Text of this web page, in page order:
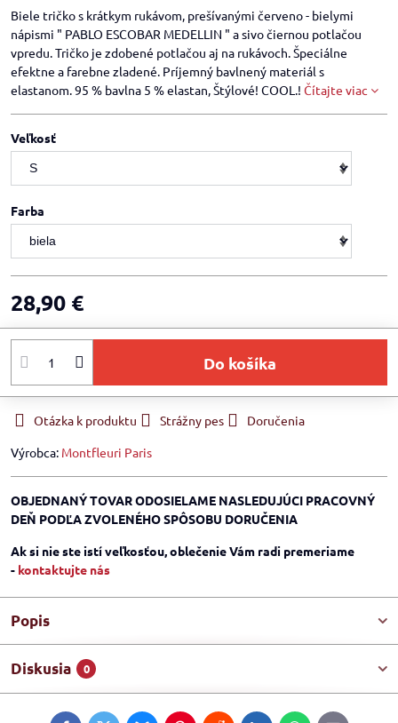
Biele tričko s krátkym rukávom, prešívanými červeno - bielymi
nápismi " PABLO ESCOBAR MEDELLIN " a sivo čiernou potlačou
vpredu. Tričko je zdobené potlačou aj na rukávoch. Špeciálne
efektne a farebne zladené. Príjemný bavlnený materiál s
elastanom. 95 % bavlna 5 % elastan, Štýlové! COOL.! Čítajte viac
Veľkosť
Farba
28,90 €
Do košíka
Otázka k produktu Strážny pes
Doručenia
Výrobca: Montfleuri Paris
OBJEDNANÝ TOVAR ODOSIELAME NASLEDUJÚCI PRACOVNÝ
DEŇ PODĽA ZVOLENÉHO SPÔSOBU DORUČENIA
Ak si nie ste istí veľkosťou, oblečenie Vám radi premeriame
- kontaktujte nás
Popis
Diskusia 0